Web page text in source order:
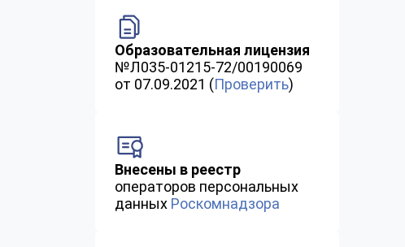
Образовательная лицензия
№Л035-01215-72/00190069
от 07.09.2021 (Проверить)
Внесены в реестр
операторов персональных
данных Роскомнадзора